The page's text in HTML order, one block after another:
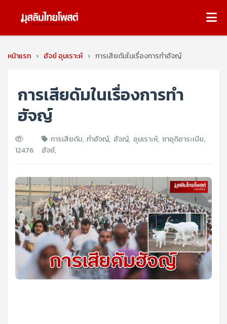
หน้าแรก › ฮัจย์ อุมเราะห์ › การเสียดัมในเรื่องการทำฮัจญ์
การเสียดัมในเรื่องการทำ
ฮัจญ์
12476
การเสียดัม, ทำฮัจญ์, ฮัจญ์, อุมเราะห์, ซาอุดิอาระเบีย,
ฮัจย์,